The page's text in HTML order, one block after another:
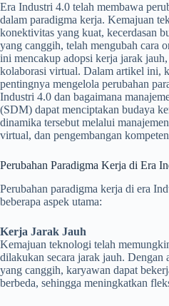
Era Industri 4.0 telah membawa
dalam paradigma kerja. Kemajuan
konektivitas yang kuat, kecerdasan
yang canggih, telah mengubah cara
ini mencakup adopsi kerja jarak
kolaborasi virtual. Dalam artikel ini,
pentingnya mengelola perubahan
Industri 4.0 dan bagaimana
(SDM) dapat menciptakan budaya
dinamika tersebut melalui
virtual, dan pengembangan
Perubahan Paradigma Kerja di Era
Perubahan paradigma kerja di era
beberapa aspek utama:
Kerja Jarak Jauh
Kemajuan teknologi telah
dilakukan secara jarak jauh. Dengan
yang canggih, karyawan dapat
berbeda, sehingga meningkatkan